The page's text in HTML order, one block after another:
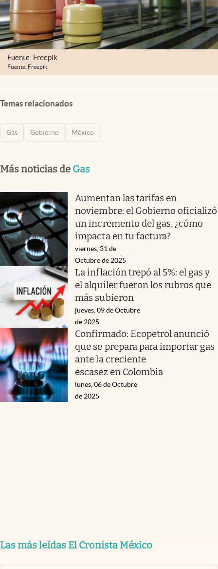
Fuente: Freepik
Fuente: Freepik
Temas relacionados
Gas Gobierno México
Más noticias de Gas
Aumentan las tarifas en
noviembre: el Gobierno oficializó
un incremento del gas, ¿cómo
impacta en tu factura?
viernes, 31 de
Octubre de 2025
La inflación trepó al 5%: el gas y
el alquiler fueron los rubros que
más subieron
jueves, 09 de Octubre
de 2025
Confirmado: Ecopetrol anunció
que se prepara para importar gas
ante la creciente
escasez en Colombia
lunes, 06 de Octubre
de 2025
Las más leídas El Cronista México